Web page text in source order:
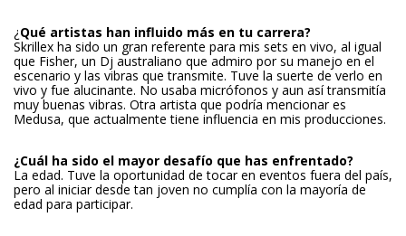
¿Qué artistas han influido más en tu carrera?
Skrillex ha sido un gran referente para mis sets en vivo, al igual
que Fisher, un Dj australiano que admiro por su manejo en el
escenario y las vibras que transmite. Tuve la suerte de verlo en
vivo y fue alucinante. No usaba micrófonos y aun así transmitía
muy buenas vibras. Otra artista que podría mencionar es
Medusa, que actualmente tiene influencia en mis producciones.
¿Cuál ha sido el mayor desafío que has enfrentado?
La edad. Tuve la oportunidad de tocar en eventos fuera del país,
pero al iniciar desde tan joven no cumplía con la mayoría de
edad para participar.